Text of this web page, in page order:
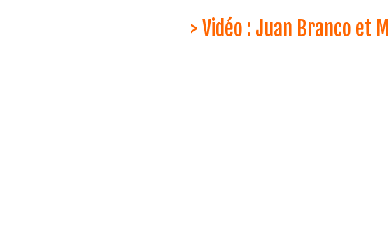
> Vidéo : Juan Branco et